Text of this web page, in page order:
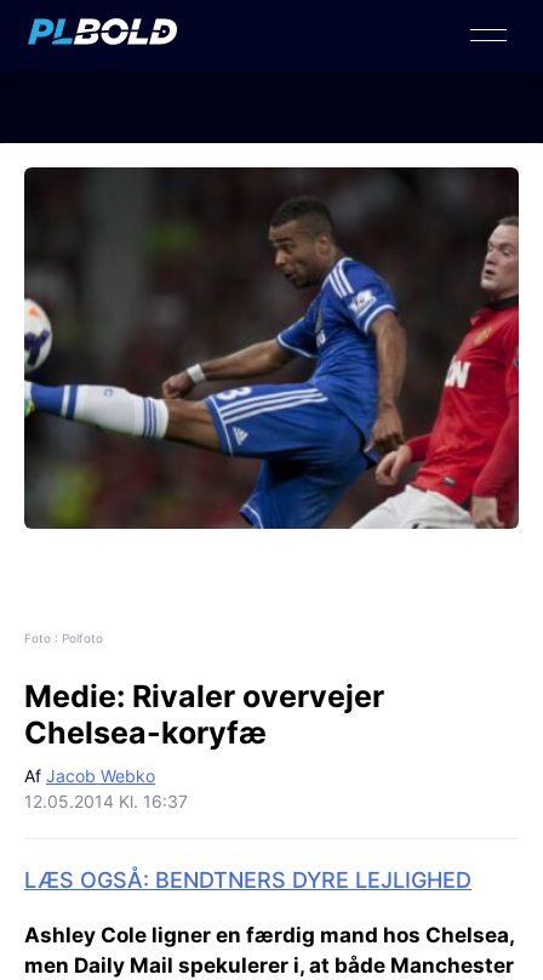
Foto : Polfoto
Medie: Rivaler overvejer
Chelsea-koryfæ
Af Jacob Webko
12.05.2014 Kl. 16:37
LÆS OGSÅ: BENDTNERS DYRE LEJLIGHED
Ashley Cole ligner en færdig mand hos Chelsea,
men Daily Mail spekulerer i, at både Manchester